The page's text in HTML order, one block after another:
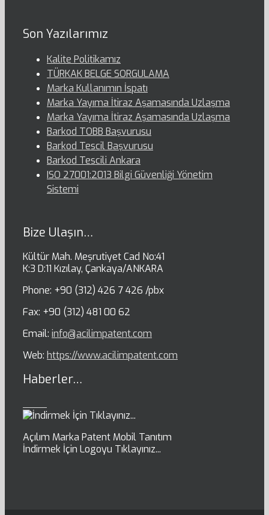
Son Yazılarımız
Kalite Politikamız
TÜRKAK BELGE SORGULAMA
Marka Kullanımın İspatı
Marka Yayıma İtiraz Aşamasında Uzlaşma
Marka Yayıma İtiraz Aşamasında Uzlaşma
Barkod TOBB Başvurusu
Barkod Tescil Başvurusu
Barkod Tescili Ankara
ISO 27001:2013 Bilgi Güvenliği Yönetim
Sistemi
Bize Ulaşın…
Kültür Mah. Meşrutiyet Cad No:41
K:3 D:11 Kızılay, Çankaya/ANKARA
Phone: +90 (312) 426 7 426 /pbx
Fax: +90 (312) 481 00 62
Email: info@acilimpatent.com
Web: https://www.acilimpatent.com
Haberler…
Açılım Marka Patent Mobil Tanıtım
İndirmek İçin Logoyu Tıklayınız...